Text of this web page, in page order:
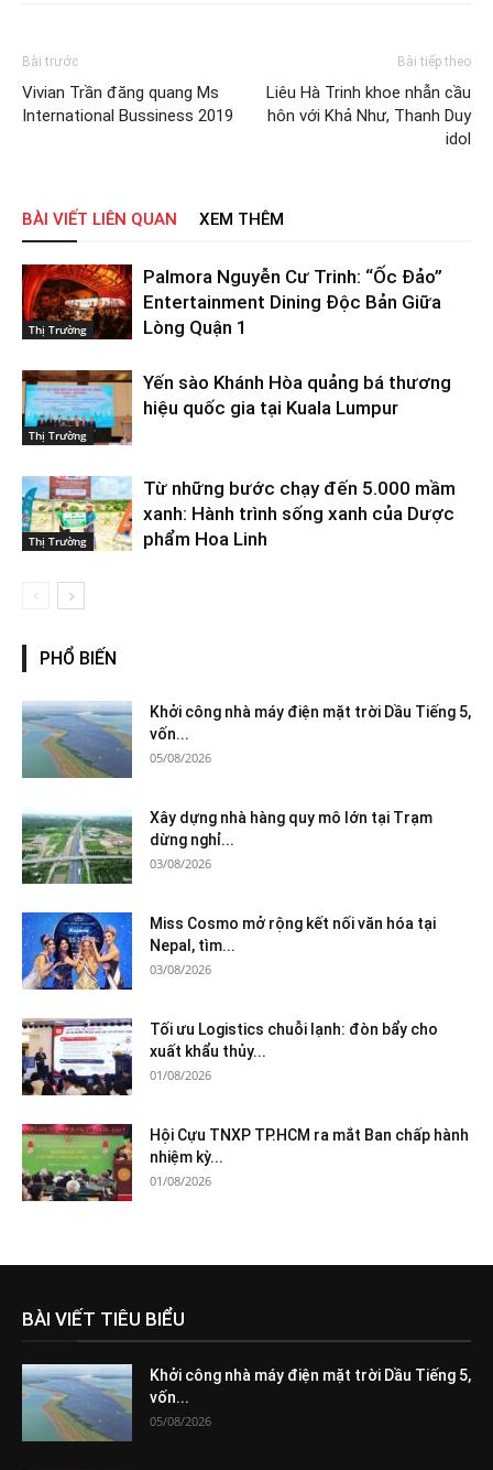
Bài trước
Vivian Trần đăng quang Ms
International Bussiness 2019
Bài tiếp theo
Liêu Hà Trinh khoe nhẫn cầu
hôn với Khả Như, Thanh Duy
idol
BÀI VIẾT LIÊN QUAN XEM THÊM
Thị Trường
Palmora Nguyễn Cư Trinh: “Ốc Đảo”
Entertainment Dining Độc Bản Giữa
Lòng Quận 1
Thị Trường
Yến sào Khánh Hòa quảng bá thương
hiệu quốc gia tại Kuala Lumpur
Thị Trường
Từ những bước chạy đến 5.000 mầm
xanh: Hành trình sống xanh của Dược
phẩm Hoa Linh
PHỔ BIẾN
Khởi công nhà máy điện mặt trời Dầu Tiếng 5,
vốn...
05/08/2026
Xây dựng nhà hàng quy mô lớn tại Trạm
dừng nghỉ...
03/08/2026
Miss Cosmo mở rộng kết nối văn hóa tại
Nepal, tìm...
03/08/2026
Tối ưu Logistics chuỗi lạnh: đòn bẩy cho
xuất khẩu thủy...
01/08/2026
Hội Cựu TNXP TP.HCM ra mắt Ban chấp hành
nhiệm kỳ...
01/08/2026
BÀI VIẾT TIÊU BIỂU
Khởi công nhà máy điện mặt trời Dầu Tiếng 5,
vốn...
05/08/2026